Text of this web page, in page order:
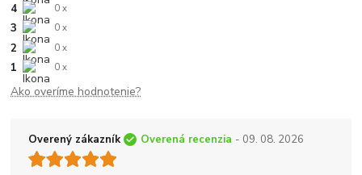
4 0 x
3 0 x
2 0 x
1 0 x
Ako overíme hodnotenie?
Overený zákazník Overená recenzia - 09. 08. 2026